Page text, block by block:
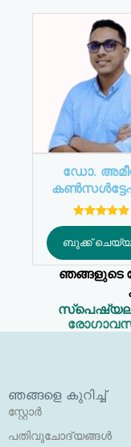
ഡോ.
5 ൽ
റേറ്റിംഗ്
ലഭിച്ചു
ബുക്ക്
ഞങ്ങളുടെ
ഞങ്ങളെ കുറിച്ച്
സ്റ്റോർ
പതിവുചോദ്യങ്ങൾ